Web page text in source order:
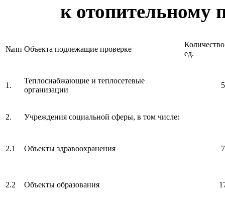
к отопительному
№пп Объекта подлежащие проверке
ед.
1.
Теплоснабжающие и теплосетевые
организации
5
2. Учреждения социальной сферы, в том числе:
2.1 Объекты здравоохранения 7
2.2 Объекты образования